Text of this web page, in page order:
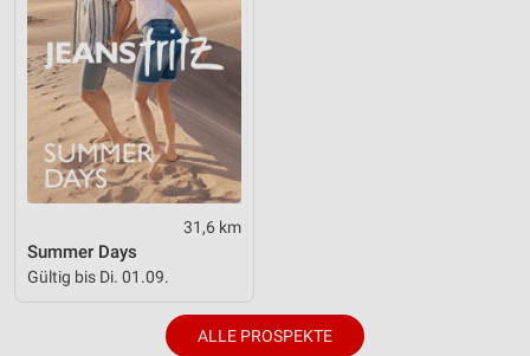
31,6 km
Summer Days
Gültig bis Di. 01.09.
ALLE PROSPEKTE